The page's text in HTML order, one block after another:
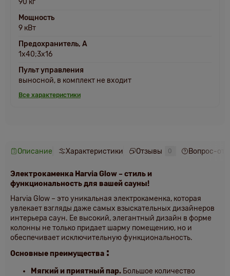
90 кг
Мощность
9 кВт
Предохранитель, A
1х40;3х16
Пульт управления
выносной, в комплект не входит
Все характеристики
Описание Характеристики Отзывы 0 Вопрос-
Электрокаменка Harvia Glow – стиль и
функциональность для вашей сауны!
Harvia Glow – это уникальная электрокаменка, которая
увлекает взгляды даже самых взыскательных дизайнеров
интерьера саун. Ее высокий, элегантный дизайн в форме
колонны не только придает шарму помещению, но и
обеспечивает исключительную функциональность.
Основные преимущества :
Мягкий и приятный пар. Большое количество